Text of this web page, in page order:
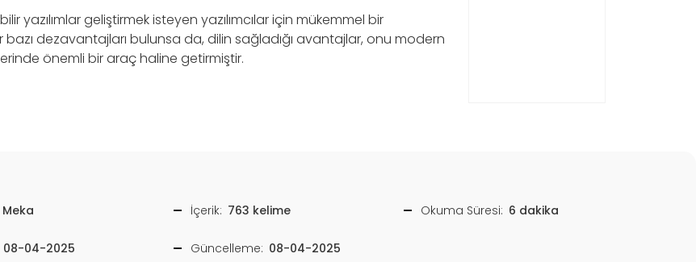
yazılımlar geliştirmek isteyen yazılımcılar için mükemmel bir
bazı dezavantajları bulunsa da, dilin sağladığı avantajlar, onu modern
önemli bir araç haline getirmiştir.
Meka İçerik: 763 kelime Okuma Süresi: 6 dakika
08-04-2025 Güncelleme: 08-04-2025